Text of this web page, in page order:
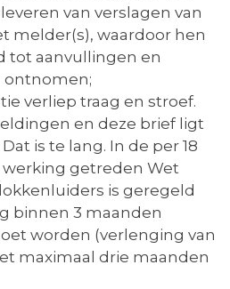
van verslagen van
melder(s), waardoor hen
tot aanvullingen en
ontnomen;
verliep traag en stroef.
en deze brief ligt
is te lang. In de per 18
werking getreden Wet
is geregeld
binnen 3 maanden
worden (verlenging van
maximaal drie maanden